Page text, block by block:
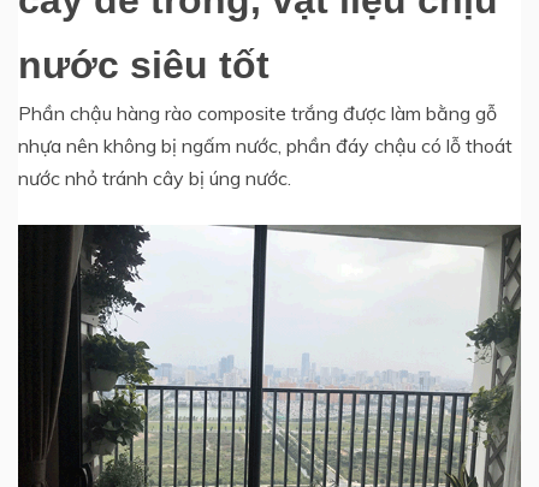
nước siêu tốt
Phần chậu hàng rào composite trắng được làm bằng gỗ
nhựa nên không bị ngấm nước, phần đáy chậu có lỗ thoát
nước nhỏ tránh cây bị úng nước.